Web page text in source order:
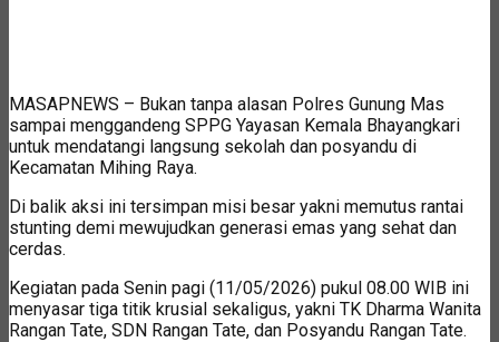
MASAPNEWS – Bukan tanpa alasan Polres Gunung Mas
sampai menggandeng SPPG Yayasan Kemala Bhayangkari
untuk mendatangi langsung sekolah dan posyandu di
Kecamatan Mihing Raya.
Di balik aksi ini tersimpan misi besar yakni memutus rantai
stunting demi mewujudkan generasi emas yang sehat dan
cerdas.
Kegiatan pada Senin pagi (11/05/2026) pukul 08.00 WIB ini
menyasar tiga titik krusial sekaligus, yakni TK Dharma Wanita
Rangan Tate, SDN Rangan Tate, dan Posyandu Rangan Tate.